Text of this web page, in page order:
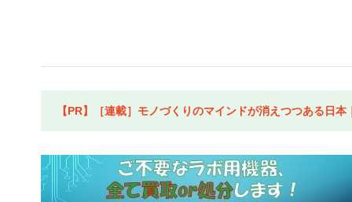
【PR】［連載］モノづくりのマインドが消えつつある日